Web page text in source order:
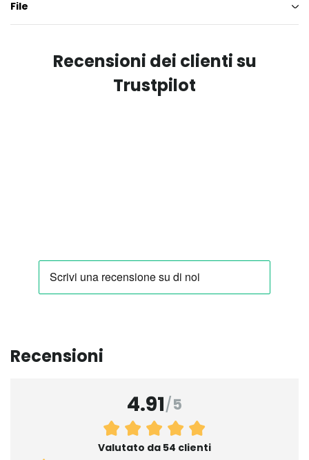
File
Recensioni dei clienti su
Trustpilot
Recensioni
4.91/5
Valutato da 54 clienti